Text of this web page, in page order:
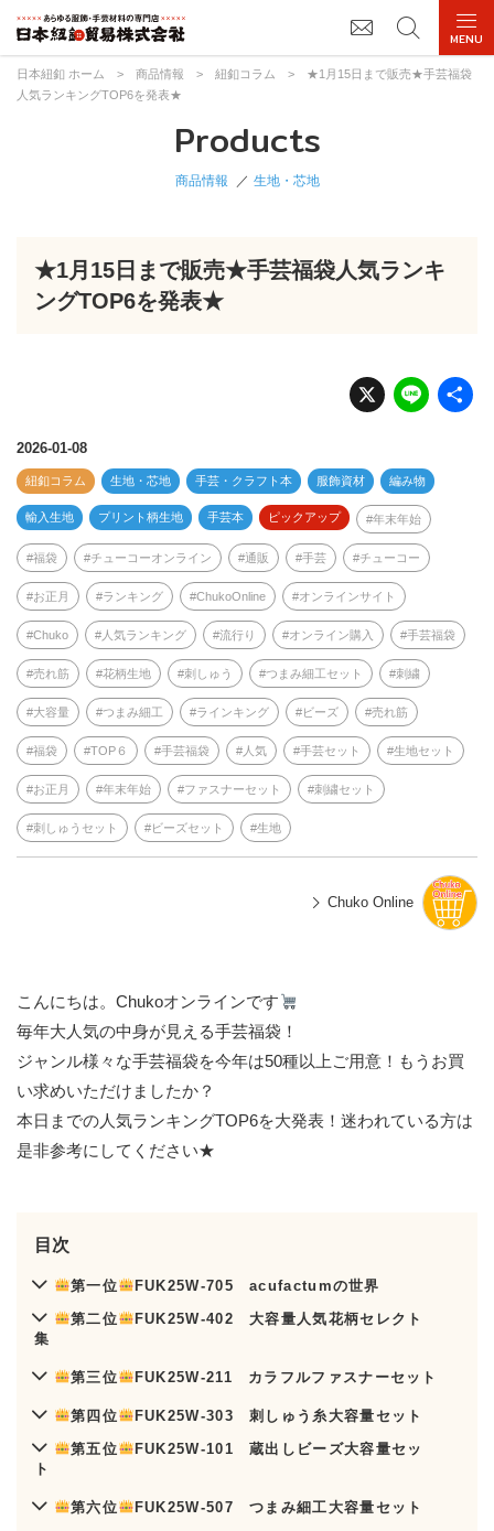
日本紐釦 ホーム > 商品情報 > 紐釦コラム >
★1月15日まで販売★手芸福袋
人気ランキングTOP6を発表★
Products
商品情報 生地・芯地
★1月15日まで販売★手芸福袋人気ランキ
ングTOP6を発表★
X Li
n
2026-01-08
紐釦コラム 生地・芯地 手芸・クラフト本 服飾資材 編み物
輸入生地 プリント柄生地 手芸本 ピックアップ 年末年始
福袋 チューコーオンライン 通販 手芸 チューコー
お正月 ランキング ChukoOnline オンラインサイト
Chuko 人気ランキング 流行り オンライン購入 手芸福袋
売れ筋 花柄生地 刺しゅう つまみ細工セット 刺繍
大容量 つまみ細工 ラインキング ビーズ 売れ筋
福袋 TOP６ 手芸福袋 人気 手芸セット 生地セット
お正月 年末年始 ファスナーセット 刺繍セット
刺しゅうセット ビーズセット 生地
Chuko Online
こんにちは。Chukoオンラインです
毎年大人気の中身が見える手芸福袋！
ジャンル様々な手芸福袋を今年は50種以上ご用意！もうお買
い求めいただけましたか？
本日までの人気ランキングTOP6を大発表！迷われている方は
是非参考にしてください★
目次
第一位
FUK25W-705 acufactumの世界
第二位
FUK25W-402 大容量人気花柄セレクト
集
第三位 FUK25W-211 カラフルファスナーセット
第四位
FUK25W-303 刺しゅう糸大容量セット
第五位
FUK25W-101 蔵出しビーズ大容量セッ
ト
第六位 FUK25W-507 つまみ細工大容量セット